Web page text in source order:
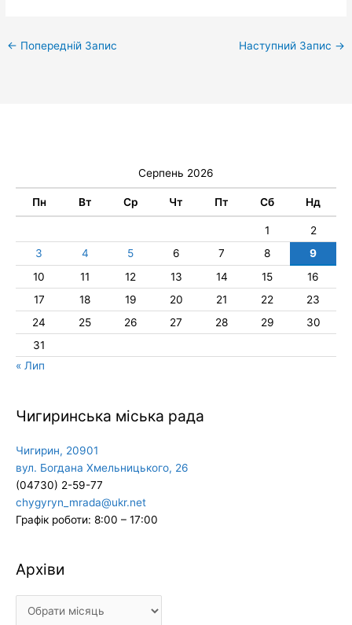
← Попередній Запис Наступний Запис →
Серпень 2026
Пн Вт Ср Чт Пт Сб Нд
1
2
3
4 5 6 7 8
9
10
11 12 13 14 15
16
17
18 19 20 21 22
23
24
25 26 27 28 29
30
31
« Лип
Чигиринська міська рада
Чигирин, 20901
вул. Богдана Хмельницького, 26
(04730) 2-59-77
chygyryn_mrada@ukr.net
Графік роботи: 8:00 – 17:00
Архіви
Архіви